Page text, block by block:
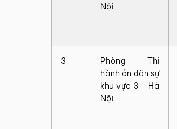
Nội
3
Phòng Thi
hành án dân sự
khu vực 3 – Hà
Nội